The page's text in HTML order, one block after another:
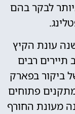
לבקר בהם
עונת הקיץ
רבים
ביקור בפארק
פתוחים
מעונת החורף